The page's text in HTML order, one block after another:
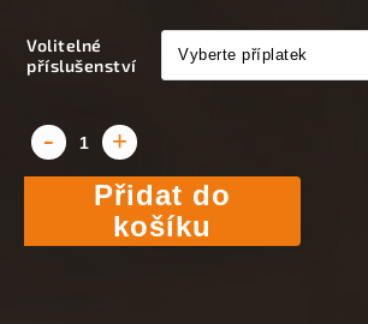
Volitelné
příslušenství
Přidat do
košíku